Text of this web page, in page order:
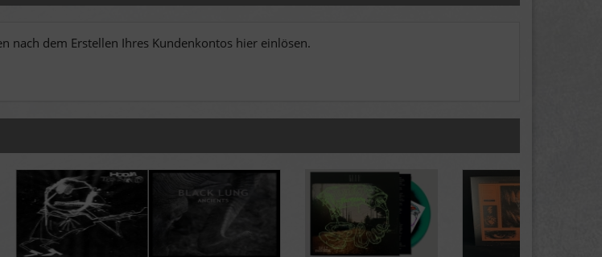
nach dem Erstellen Ihres Kundenkontos hier einlösen.